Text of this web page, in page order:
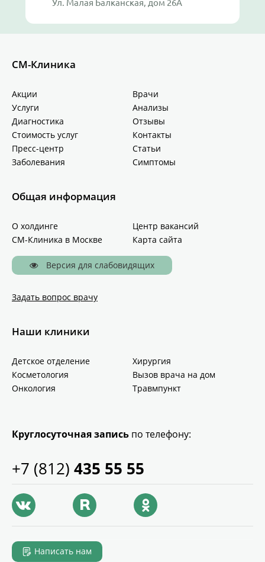
Ул. Малая Балканская, дом 26А
СМ-Клиника
Акции
Врачи
Услуги
Анализы
Диагностика
Отзывы
Стоимость услуг
Контакты
Пресс-центр
Статьи
Заболевания
Симптомы
Общая информация
О холдинге
Центр вакансий
СМ-Клиника в Москве
Карта сайта
Версия для слабовидящих
Задать вопрос врачу
Наши клиники
Детское отделение
Хирургия
Косметология
Вызов врача на дом
Онкология
Травмпункт
Круглосуточная запись по телефону:
+7 (812) 435 55 55
Написать нам